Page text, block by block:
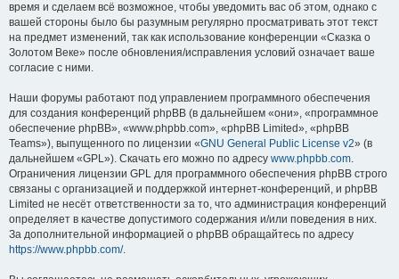
время и сделаем всё возможное, чтобы уведомить вас об этом, однако с
вашей стороны было бы разумным регулярно просматривать этот текст
на предмет изменений, так как использование конференции «Сказка о
Золотом Веке» после обновления/исправления условий означает ваше
согласие с ними.
Наши форумы работают под управлением программного обеспечения
для создания конференций phpBB (в дальнейшем «они», «программное
обеспечение phpBB», «www.phpbb.com», «phpBB Limited», «phpBB
Teams»), выпущенного по лицензии «GNU General Public License v2» (в
дальнейшем «GPL»). Скачать его можно по адресу www.phpbb.com.
Ограничения лицензии GPL для программного обеспечения phpBB строго
связаны с организацией и поддержкой интернет-конференций, и phpBB
Limited не несёт ответственности за то, что администрация конференций
определяет в качестве допустимого содержания и/или поведения в них.
За дополнительной информацией о phpBB обращайтесь по адресу
https://www.phpbb.com/.